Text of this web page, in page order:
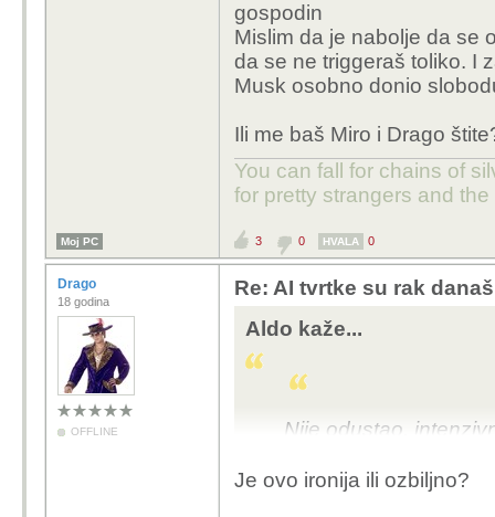
gospodin
Mislim da je nabolje da se
da se ne triggeraš toliko. I
Musk osobno donio
Ili me baš Miro i Drago
You can fall for chains of
for pretty strangers and
Moj PC 3 0 HVALA 0
Drago
18 godina
OFFLINE
Re: AI tvrtke su rak
Aldo kaže...
Nije odustao,
Grok 5 dok izadje
Je ovo ironija ili ozbiljno?